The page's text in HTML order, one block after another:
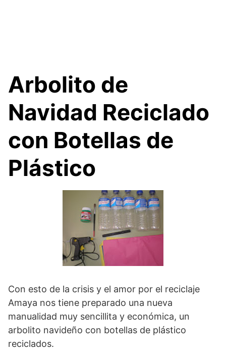
Arbolito de
Navidad Reciclado
con Botellas de
Plástico
Con esto de la crisis y el amor por el reciclaje
Amaya nos tiene preparado una nueva
manualidad muy sencillita y económica, un
arbolito navideño con botellas de plástico
reciclados.